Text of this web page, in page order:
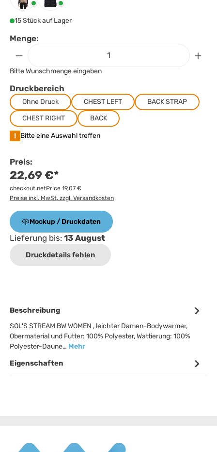
Rope Schwarz
15 Stück auf Lager
Menge:
Bitte Wunschmenge eingeben
Druckbereich
Ohne Druck CHEST LEFT
BACK STRAP
CHEST RIGHT
BACK
! Bitte eine Auswahl treffen
Preis:
22,69 €*
checkout.netPrice 19,07 €
Preise inkl. MwSt. zzgl. Versandkosten
Mockup / Druckdaten
Lieferung bis: 13 August
Druckdetails fehlen
Beschreibung
SOL'S STREAM BW WOMEN , leichter Damen-Bodywarmer,
Obermaterial und Futter: 100% Polyester, Wattierung: 100%
Polyester-Daune… Mehr
Eigenschaften